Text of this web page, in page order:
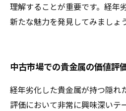
理解することが重要です。経年
新たな魅力を発見してみましょう
中古市場での貴金属の価値評
経年劣化した貴金属が持つ隠れ
評価において非常に興味深いテ